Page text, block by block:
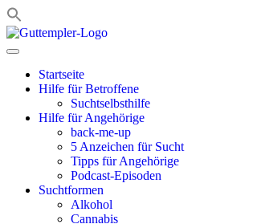
Zum
Inhalt
Startseite
Hilfe für Betroffene
Suchtselbsthilfe
Hilfe für Angehörige
back-me-up
5 Anzeichen für Sucht
Tipps für Angehörige
Podcast-Episoden
Suchtformen
Alkohol
Cannabis